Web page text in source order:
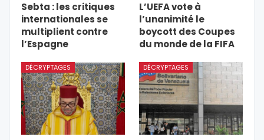
Sebta : les critiques
internationales se
multiplient contre
l’Espagne
L’UEFA vote à
l’unanimité le
boycott des Coupes
du monde de la FIFA
DÉCRYPTAGES DÉCRYPTAGES